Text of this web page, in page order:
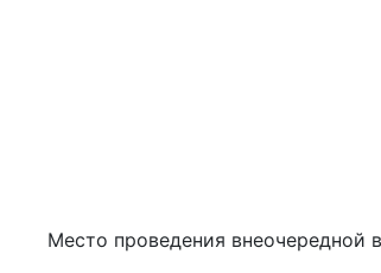
Место проведения